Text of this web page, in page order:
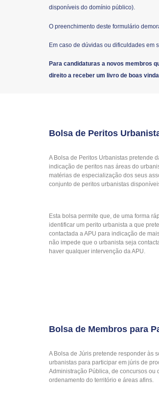
disponíveis do domínio público).
O preenchimento deste formulário
Em caso de dúvidas ou dificuldades em
Para candidaturas a novos membros
direito a receber um livro de boas
Bolsa de Peritos
A Bolsa de Peritos Urbanistas pretende
indicação de peritos nas áreas do
matérias de especialização dos seus
conjunto de peritos urbanistas
Esta bolsa permite que, de uma forma
identificar um perito urbanista a que
contactada a APU para indicação de
não impede que o urbanista seja
haver qualquer intervenção da APU.
Bolsa de Membros para
A Bolsa de Júris pretende responder às
urbanistas para participar em júris de
Administração Pública, de concursos ou
ordenamento do território e áreas afins.